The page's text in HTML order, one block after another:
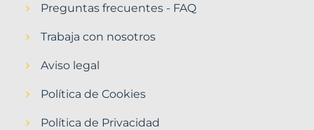
Preguntas frecuentes - FAQ
Trabaja con nosotros
Aviso legal
Política de Cookies
Política de Privacidad